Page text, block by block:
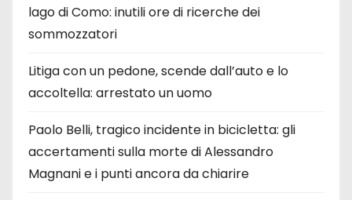
lago di Como: inutili ore di ricerche dei
sommozzatori
Litiga con un pedone, scende dall’auto e lo
accoltella: arrestato un uomo
Paolo Belli, tragico incidente in bicicletta: gli
accertamenti sulla morte di Alessandro
Magnani e i punti ancora da chiarire